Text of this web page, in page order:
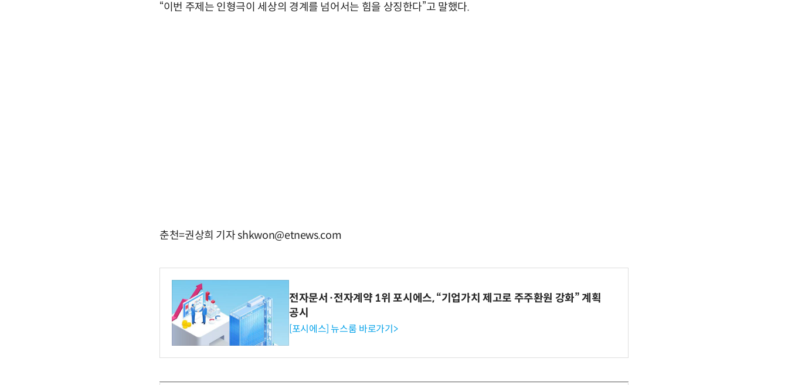
“이번 주제는 인형극이 세상의 경계를 넘어서는 힘을 상징한다”고 말했다.
춘천=권상희 기자 shkwon@etnews.com
전자문서·전자계약 1위 포시에스, “기업가치 제고로 주주환원 강화” 계획
공시
[포시에스] 뉴스룸 바로가기>